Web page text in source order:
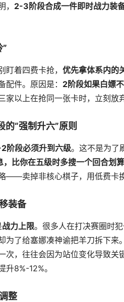
2-3阶段合成一件即时战力装
盯着四费卡抢， 优先拿体系内的
配件。原因是： 2阶段如果白嫖
以上在抢同一张卡时，立刻放
“强制升六”原则
阶段必须升到六级。这不是为了
比你在五级时多搜一个回合划
——卖掉非核心棋子，用低费卡
装备
战力上限。很多人在打决赛圈时
为了给塞娜凑神谕把羊刀拆下来
次，往往会因为站位变化导致关
升8%-12%。
整